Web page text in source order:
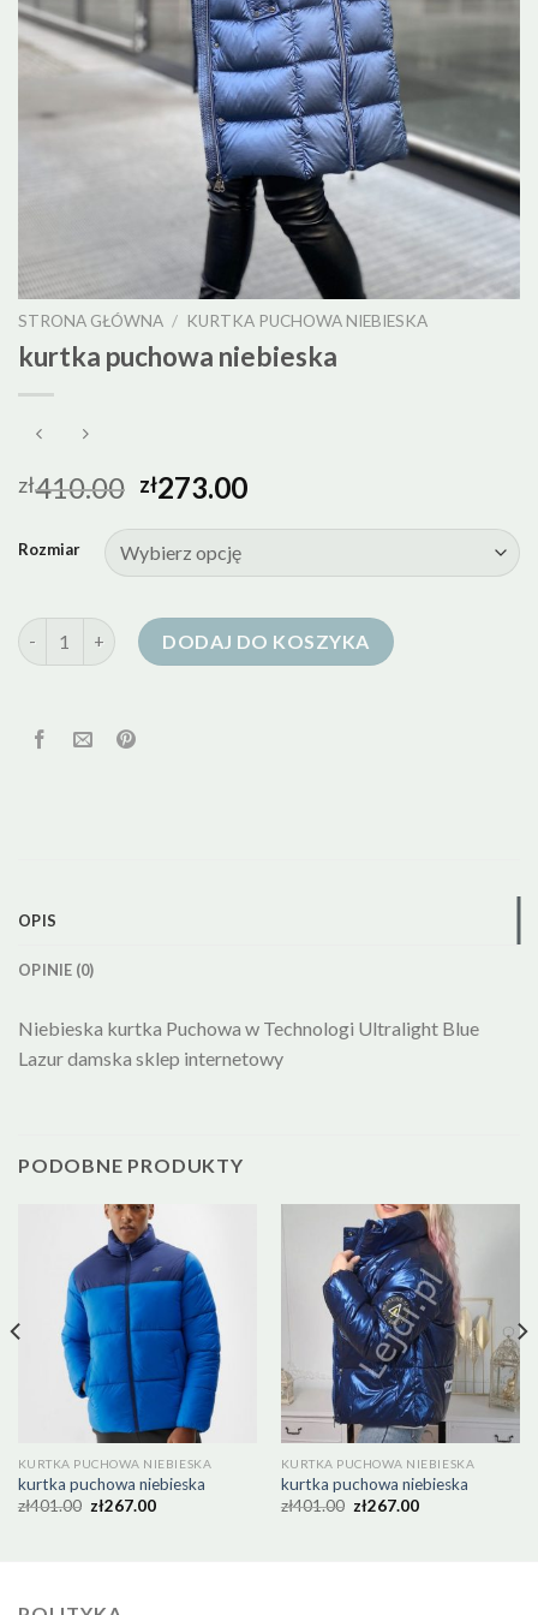
STRONA GŁÓWNA / KURTKA PUCHOWA NIEBIESKA
kurtka puchowa niebieska
zł410.00 zł273.00
Rozmiar
ilość kurtka puchowa niebieskaDODAJ DO KOSZYKA
OPIS
OPINIE (0)
Niebieska kurtka Puchowa w Technologi Ultralight Blue
Lazur damska sklep internetowy
PODOBNE PRODUKTY
KURTKA PUCHOWA NIEBIESKA
kurtka puchowa niebieska
zł401.00 zł267.00
KURTKA PUCHOWA NIEBIESKA
kurtka puchowa niebieska
zł401.00 zł267.00